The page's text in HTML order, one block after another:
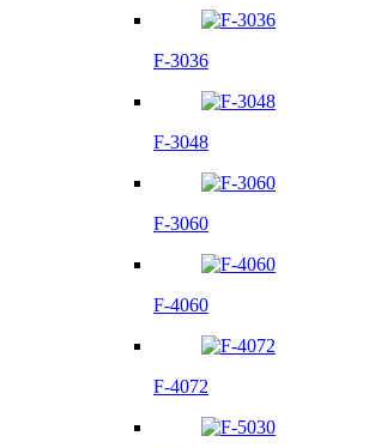
F-3036
F-3048
F-3060
F-4060
F-4072